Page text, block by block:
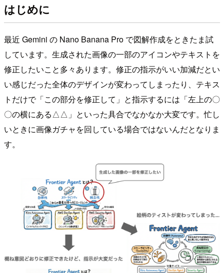
はじめに
最近 Gemini の Nano Banana Pro で図解作成をときたま試
しています。生成された画像の一部のアイコンやテキストを
修正したいこと多々あります。修正の指示がいい加減だとい
い感じだった全体のデザインが変わってしまったり、テキス
トだけで「この部分を修正して」と指示するには「左上の〇
〇の横にある△△」といった具合でなかなか大変です。忙し
いときに画像ガチャを回している場合ではないんだとなりま
す。